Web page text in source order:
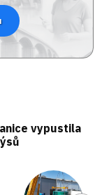
vypustila